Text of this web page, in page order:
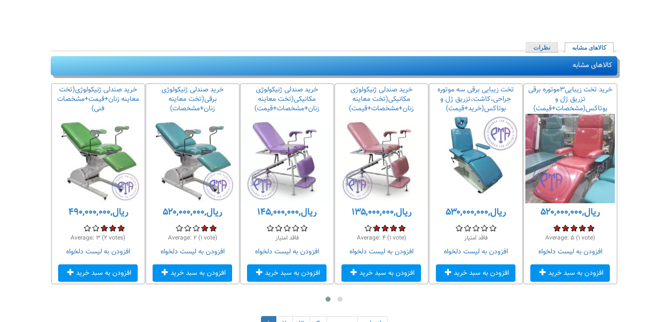
کالاهای مشابه (لبه فعال)نظرات
کالاهای مشابه
خرید صندلی ژنیکولوژی(تخت
معاینه زنان+قیمت+مشخصات
فنی)
ریال,۴۹۰,۰۰۰,۰۰۰
Average: ۳ (۲votes)
افزودن به لیست دلخواه
افزودن به سبد خرید
خرید صندلی ژنیکولوژی
برقی(تخت معاینه
زنان+مشخصات)
ریال,۵۲۰,۰۰۰,۰۰۰
Average: ۲(۱ vote)
افزودن به لیست دلخواه
افزودن به سبد خرید
خرید صندلی ژنیکولوژی
مکانیکی(تخت معاینه
زنان+مشخصات+قیمت)
ریال,۱۴۵,۰۰۰,۰۰۰
فاقد امتیاز
افزودن به لیست دلخواه
افزودن به سبد خرید
خرید صندلی ژنیکولوژی
مکانیکی(تخت معاینه
زنان+مشخصات+قیمت)
ریال,۱۳۵,۰۰۰,۰۰۰
Average: ۴(۱ vote)
افزودن به لیست دلخواه
افزودن به سبد خرید
تخت زیبایی برقی سه موتوره
جراحی،کاشت،تزریق ژل و
بوتاکس(خرید+قیمت)
ریال,۵۳۰,۰۰۰,۰۰۰
فاقد امتیاز
افزودن به لیست دلخواه
افزودن به سبد خرید
خرید تخت زیبایی۳موتوره برقی
تزریق ژل و
بوتاکس(مشخصات+قیمت)
ریال,۵۲۰,۰۰۰,۰۰۰
Average: ۵ (۱ vote)
افزودن به لیست دلخواه
افزودن به سبد خرید